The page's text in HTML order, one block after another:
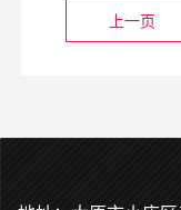
上一页